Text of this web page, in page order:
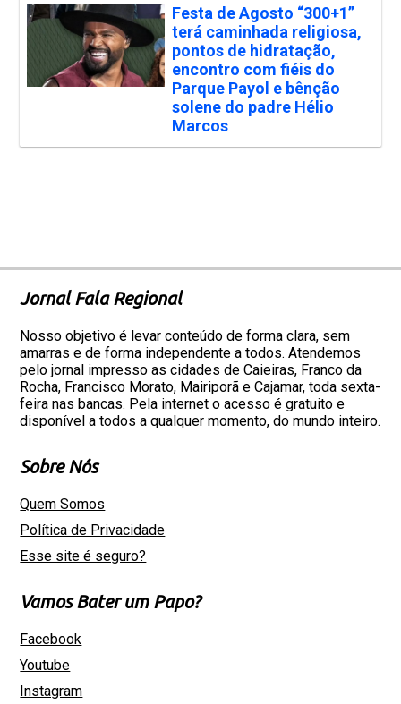
Festa de Agosto “300+1”
terá caminhada religiosa,
pontos de hidratação,
encontro com fiéis do
Parque Payol e bênção
solene do padre Hélio
Marcos
Jornal Fala Regional
Nosso objetivo é levar conteúdo de forma clara, sem
amarras e de forma independente a todos. Atendemos
pelo jornal impresso as cidades de Caieiras, Franco da
Rocha, Francisco Morato, Mairiporã e Cajamar, toda sexta-
feira nas bancas. Pela internet o acesso é gratuito e
disponível a todos a qualquer momento, do mundo inteiro.
Sobre Nós
Quem Somos
Política de Privacidade
Esse site é seguro?
Vamos Bater um Papo?
Facebook
Youtube
Instagram